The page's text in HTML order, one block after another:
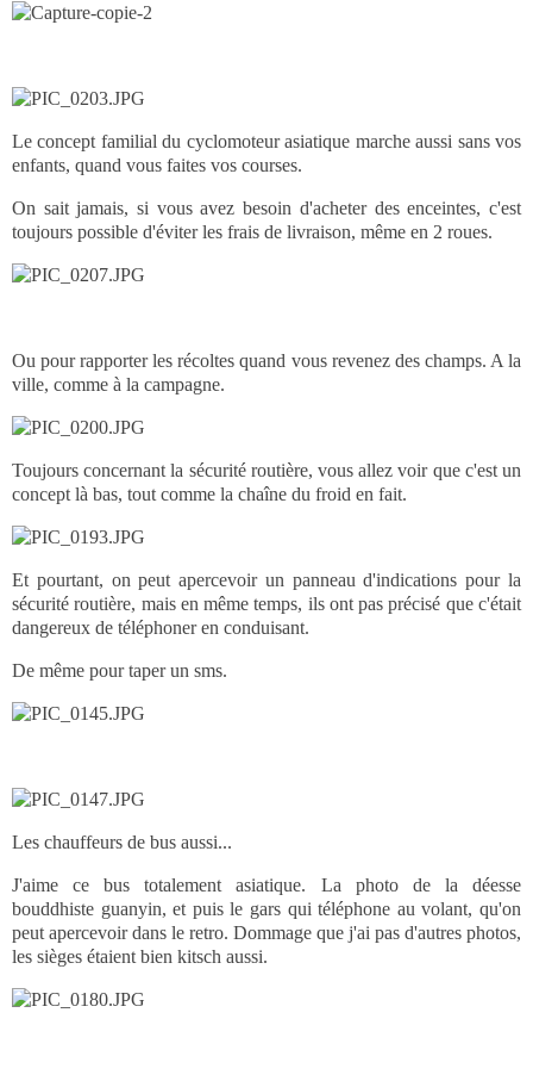
Le concept familial du cyclomoteur asiatique marche aussi sans vos
enfants, quand vous faites vos courses.
On sait jamais, si vous avez besoin d'acheter des enceintes, c'est
toujours possible d'éviter les frais de livraison, même en 2 roues.
Ou pour rapporter les récoltes quand vous revenez des champs. A la
ville, comme à la campagne.
Toujours concernant la sécurité routière, vous allez voir que c'est un
concept là bas, tout comme la chaîne du froid en fait.
Et pourtant, on peut apercevoir un panneau d'indications pour la
sécurité routière, mais en même temps, ils ont pas précisé que c'était
dangereux de téléphoner en conduisant.
De même pour taper un sms.
Les chauffeurs de bus aussi...
J'aime ce bus totalement asiatique. La photo de la déesse
bouddhiste guanyin, et puis le gars qui téléphone au volant, qu'on
peut apercevoir dans le retro. Dommage que j'ai pas d'autres photos,
les sièges étaient bien kitsch aussi.